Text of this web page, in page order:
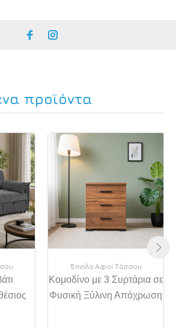
προϊόντα
Έπιπλα Αφοί Τάσσου
Κομοδίνο με 3 Συρτάρια σε
Φυσική Ξύλινη Απόχρωση